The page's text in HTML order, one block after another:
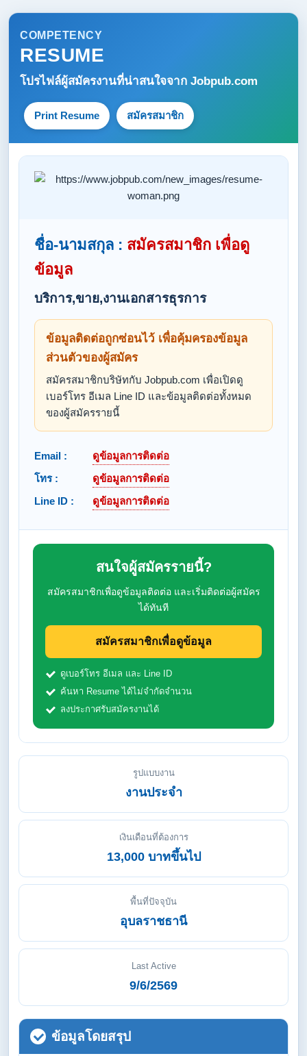
COMPETENCY
RESUME
โปรไฟล์ผู้สมัครงานที่น่าสนใจจาก Jobpub.com
Print Resume สมัครสมาชิก
ชื่อ-นามสกุล : สมัครสมาชิก เพื่อดู
ข้อมูล
บริการ,ขาย,งานเอกสารธุรการ
ข้อมูลติดต่อถูกซ่อนไว้ เพื่อคุ้มครองข้อมูล
ส่วนตัวของผู้สมัคร
สมัครสมาชิกบริษัทกับ Jobpub.com เพื่อเปิดดู
เบอร์โทร อีเมล Line ID และข้อมูลติดต่อทั้งหมด
ของผู้สมัครรายนี้
Email :
ดูข้อมูลการติดต่อ
โทร :
ดูข้อมูลการติดต่อ
Line ID :
ดูข้อมูลการติดต่อ
สนใจผู้สมัครรายนี้?
สมัครสมาชิกเพื่อดูข้อมูลติดต่อ และเริ่มติดต่อผู้สมัคร
ได้ทันที
สมัครสมาชิกเพื่อดูข้อมูล
ดูเบอร์โทร อีเมล และ Line ID
ค้นหา Resume ได้ไม่จำกัดจำนวน
ลงประกาศรับสมัครงานได้
รูปแบบงาน
งานประจำ
เงินเดือนที่ต้องการ
13,000 บาทขึ้นไป
พื้นที่ปัจจุบัน
อุบลราชธานี
Last Active
9/6/2569
ข้อมูลโดยสรุป